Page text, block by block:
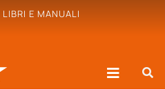
LIBRI E MANUALI